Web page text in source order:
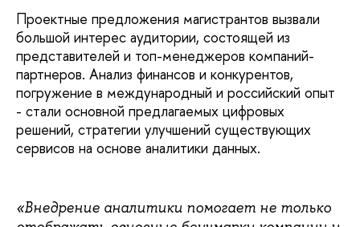
Проектные предложения магистрантов вызвали
большой интерес аудитории, состоящей из
представителей и топ-менеджеров компаний-
партнеров. Анализ финансов и конкурентов,
погружение в международный и российский опыт
- стали основной предлагаемых цифровых
решений, стратегии улучшений существующих
сервисов на основе аналитики данных.
«Внедрение аналитики помогает не только